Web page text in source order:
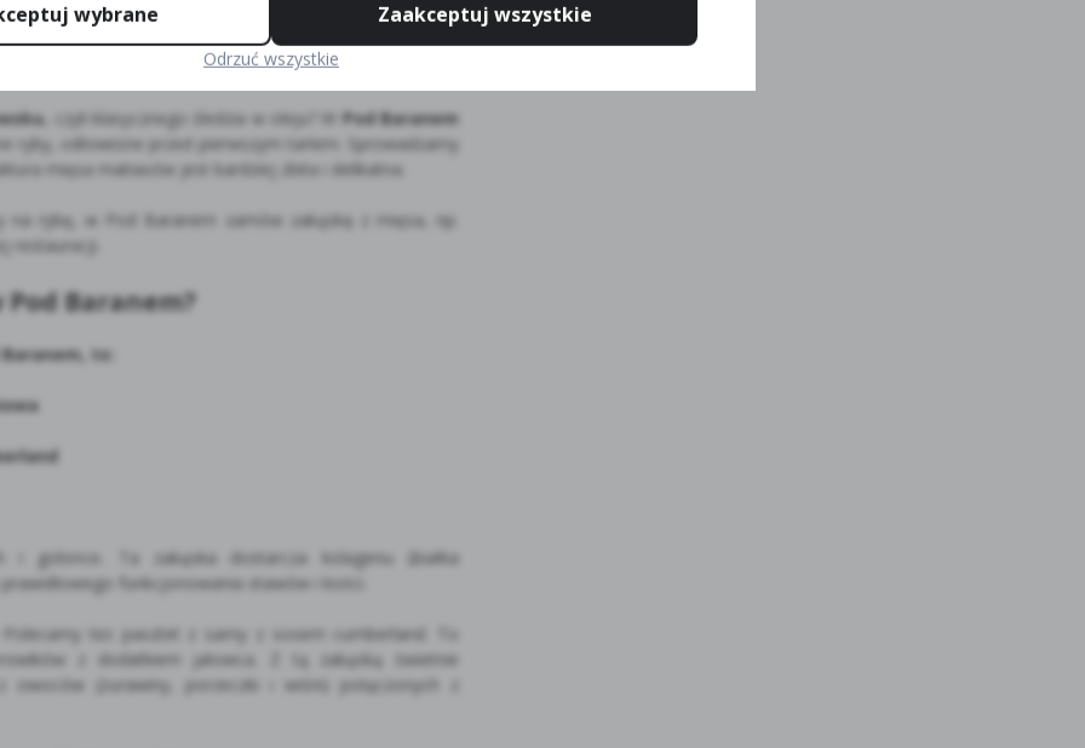
ma wyjątkowy smak. Jak przygotowujemy tę zakąskę
ją w słoikach z marynatą. Tak przygotowana
gości restauracji.
, czyli klasycznego śledzia w oleju? W Pod Baranem
odłowione przed pierwszym tarłem. Sprowadzamy
mięsa matiasów jest bardziej zbita i delikatna.
na rybę, w Pod Baranem zamów zakąskę z mięsa, np.
restauracji.
Pod Baranem?
to:
i golonce. Ta zakąska dostarcza kolagenu (białka
funkcjonowania stawów i kości.
też pasztet z sarny z sosem cumberland. To
z dodatkiem jałowca. Z tą zakąską świetnie
(żurawiny, porzeczki i wiśni) połączonych z
wybrane Zaakceptuj wszystkie
Odrzuć wszystkie